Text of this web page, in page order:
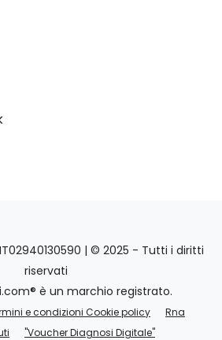
IT02940130590 | © 2025 - Tutti i diritti
riservati
è un marchio registrato.
e condizioni Cookie policy
Rna
"Voucher Diagnosi Digitale"